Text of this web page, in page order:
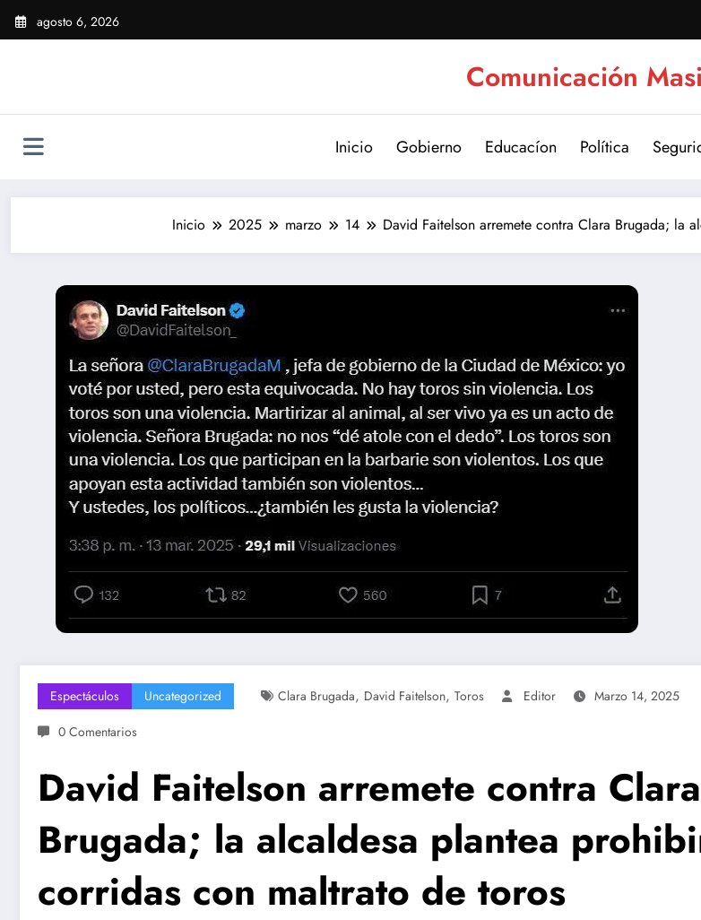
Saltar
agosto 6, 2026
Comunicación
Inicio Gobierno Educacíon Política
Inicio 2025 marzo 14 David Faitelson arremete contra Clara Brugada; la
Espectáculos Uncategorized Clara Brugada, David Faitelson, Toros Editor
Marzo 14, 2025
0 Comentarios
David Faitelson arremete contra Clara
Brugada; la alcaldesa plantea
corridas con maltrato de toros